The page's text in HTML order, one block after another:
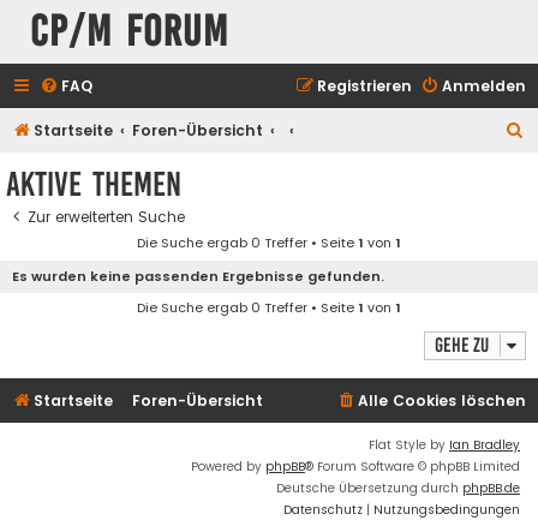
CP/M Forum
FAQ Anmelden
Registrieren
Startseite Foren-Übersicht
Aktive Themen
Zur erweiterten Suche
Die Suche ergab 0 Treffer • Seite1 von 1
Es wurden keine passenden Ergebnisse gefunden.
Die Suche ergab 0 Treffer • Seite1 von 1
Gehe zu
Startseite Foren-Übersicht Alle Cookies löschen
Flat Style by Ian Bradley
Powered by phpBB® Forum Software © phpBB Limited
Deutsche Übersetzung durch phpBB.de
Datenschutz | Nutzungsbedingungen